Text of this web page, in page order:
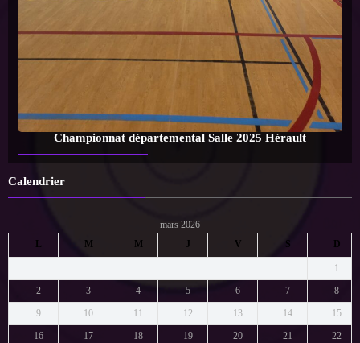
Championnat départemental Salle 2025 Hérault
Calendrier
mars 2026
L
M M J V S D
1
2
3 4 5 6 7
8
9
10 11 12 13 14
15
16
17 18 19 20 21
22